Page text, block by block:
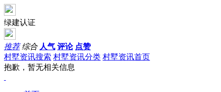
绿建认证
推荐 综合 人气 评论 点赞
村墅资讯搜索 村墅资讯分类 村墅资讯首页
抱歉，暂无相关信息